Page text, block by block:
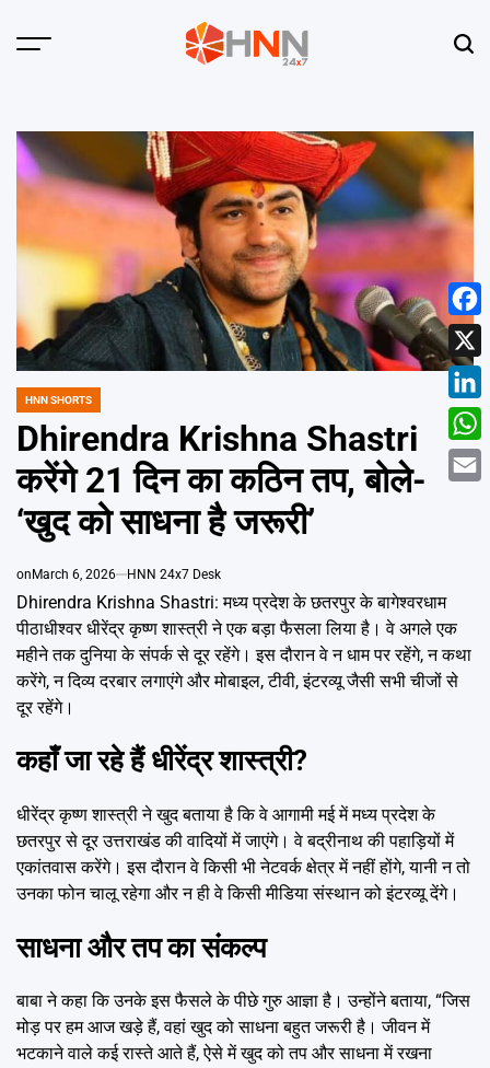
Menu
POSTED
HNN SHORTS
Dhirendra Krishna Shastri
करेंगे 21 दिन का कठिन तप, बोले-
‘खुद को साधना है जरूरी’
onMarch 6, 2026 HNN 24x7 Desk
Dhirendra Krishna Shastri: मध्य प्रदेश के छतरपुर के बागेश्वरधाम
पीठाधीश्वर धीरेंद्र कृष्ण शास्त्री ने एक बड़ा फैसला लिया है। वे अगले एक
महीने तक दुनिया के संपर्क से दूर रहेंगे। इस दौरान वे न धाम पर रहेंगे, न कथा
करेंगे, न दिव्य दरबार लगाएंगे और मोबाइल, टीवी, इंटरव्यू जैसी सभी चीजों से
दूर रहेंगे।
कहाँ जा रहे हैं धीरेंद्र शास्त्री?
धीरेंद्र कृष्ण शास्त्री ने खुद बताया है कि वे आगामी मई में मध्य प्रदेश के
छतरपुर से दूर उत्तराखंड की वादियों में जाएंगे। वे बद्रीनाथ की पहाड़ियों में
एकांतवास करेंगे। इस दौरान वे किसी भी नेटवर्क क्षेत्र में नहीं होंगे, यानी न तो
उनका फोन चालू रहेगा और न ही वे किसी मीडिया संस्थान को इंटरव्यू देंगे।
साधना और तप का संकल्प
बाबा ने कहा कि उनके इस फैसले के पीछे गुरु आज्ञा है। उन्होंने बताया, “जिस
मोड़ पर हम आज खड़े हैं, वहां खुद को साधना बहुत जरूरी है। जीवन में
भटकाने वाले कई रास्ते आते हैं, ऐसे में खुद को तप और साधना में रखना
X